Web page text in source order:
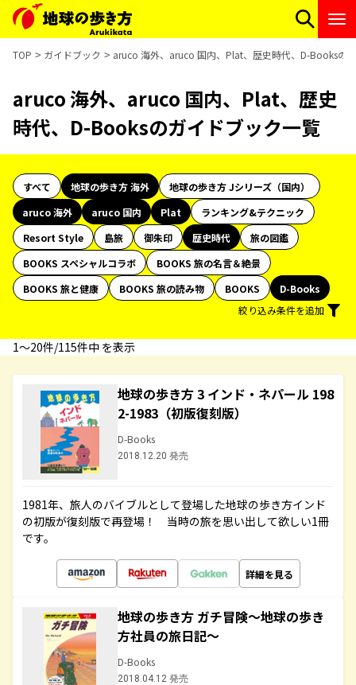
TOP ガイドブック aruco 海外、aruco 国内、Plat、歴史時代、D-Booksの
aruco 海外、aruco 国内、Plat、歴史
時代、D-Booksのガイドブック一覧
すべて 地球の歩き方 海外
地球の歩き方 Jシリーズ（国内）
aruco 海外
aruco 国内 Plat
ランキング&テクニック
Resort Style
島旅 御朱印 歴史時代
旅の図鑑
BOOKS スペシャルコラボ
BOOKS 旅の名言＆絶景
BOOKS 旅と健康
BOOKS 旅の読み物 BOOKS
D-Books
絞り込み条件を追加
1〜20件/115件中 を表示
地球の歩き方 3 インド・ネパール 198
2-1983（初版復刻版）
D-Books
2018.12.20 発売
1981年、旅人のバイブルとして登場した地球の歩き方インド
の初版が復刻版で再登場！ 当時の旅を思い出して欲しい1冊
です。
詳細を見る
地球の歩き方 ガチ冒険～地球の歩き
方社員の旅日記～
D-Books
2018.04.12 発売